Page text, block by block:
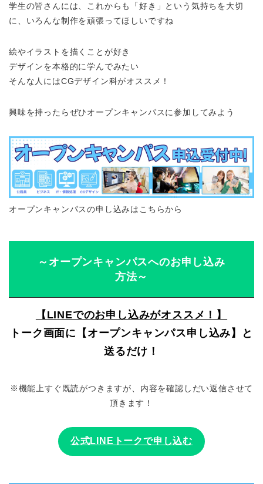
学生の皆さんには、これからも「好き」という気持ちを大切
に、いろんな制作を頑張ってほしいですね
絵やイラストを描くことが好き
デザインを本格的に学んでみたい
そんな人にはCGデザイン科がオススメ！
興味を持ったらぜひオープンキャンパスに参加してみよう
オープンキャンパスの申し込みはこちらから
～オープンキャンパスへのお申し込み
方法～
【LINEでのお申し込みがオススメ！】
トーク画面に【オープンキャンパス申し込み】と
送るだけ！
※機能上すぐ既読がつきますが、内容を確認しだい返信させて
頂きます！
公式LINEトークで申し込む